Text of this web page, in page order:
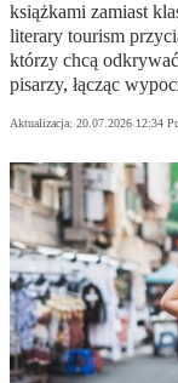
książkami zamiast
literary tourism
którzy chcą
pisarzy, łącząc
Aktualizacja: 20.07.2026 12:34